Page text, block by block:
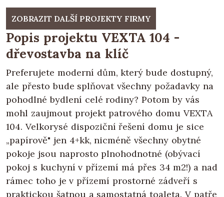
ZOBRAZIT DALŠÍ PROJEKTY FIRMY
Popis projektu VEXTA 104 -
dřevostavba na klíč
Preferujete moderní dům, který bude dostupný,
ale přesto bude splňovat všechny požadavky na
pohodlné bydlení celé rodiny? Potom by vás
mohl zaujmout projekt patrového domu VEXTA
104. Velkorysé dispoziční řešení domu je sice
„papírově" jen 4+kk, nicméně všechny obytné
pokoje jsou naprosto plnohodnotné (obývací
pokoj s kuchyní v přízemí má přes 34 m2!) a nad
rámec toho je v přízemí prostorné zádveří s
praktickou šatnou a samostatná toaleta. V patře